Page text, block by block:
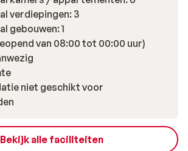
verdiepingen: 3
gebouwen: 1
van 08:00 tot 00:00 uur)
niet geschikt voor
Bekijk alle faciliteiten